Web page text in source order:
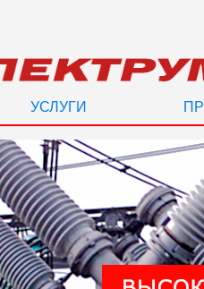
УСЛУГИ